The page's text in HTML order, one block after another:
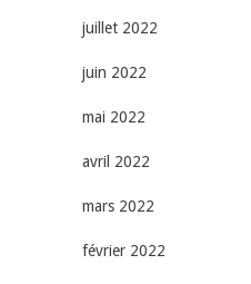
juillet 2022
juin 2022
mai 2022
avril 2022
mars 2022
février 2022